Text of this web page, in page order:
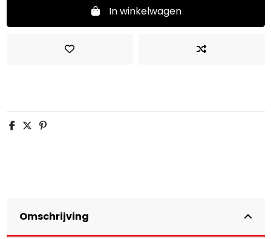
In winkelwagen
Omschrijving